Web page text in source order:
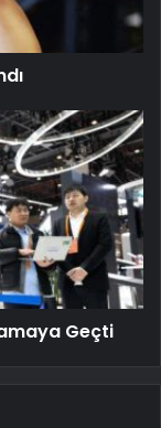
Geçti